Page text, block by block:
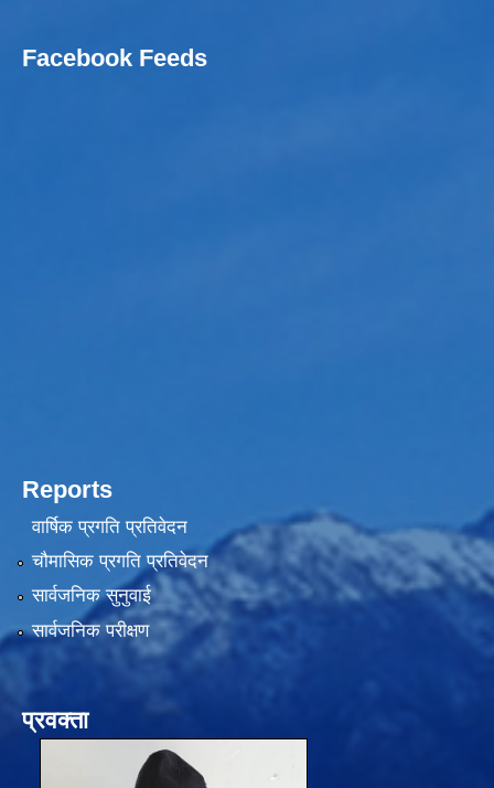
Facebook Feeds
Reports
वार्षिक प्रगति प्रतिवेदन
चौमासिक प्रगति प्रतिवेदन
सार्वजनिक सुनुवाई
सार्वजनिक परीक्षण
प्रवक्ता